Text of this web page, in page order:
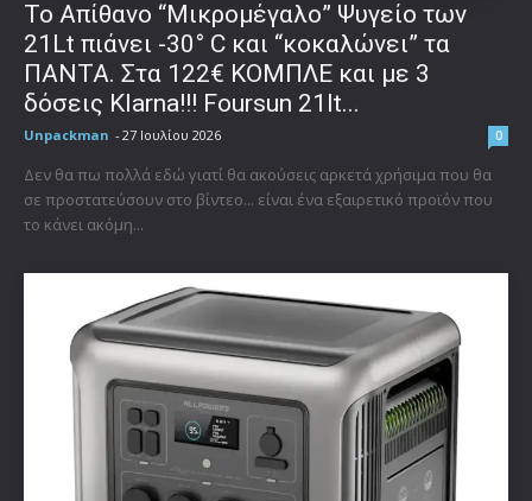
Το Απίθανο “Μικρομέγαλο” Ψυγείο των
21Lt πιάνει -30° C και “κοκαλώνει” τα
ΠΑΝΤΑ. Στα 122€ ΚΟΜΠΛΕ και με 3
δόσεις Klarna!!! Foursun 21lt...
Unpackman - 27 Ιουλίου 2026 0
Δεν θα πω πολλά εδώ γιατί θα ακούσεις αρκετά χρήσιμα που θα
σε προστατεύσουν στο βίντεο... είναι ένα εξαιρετικό προϊόν που
το κάνει ακόμη...